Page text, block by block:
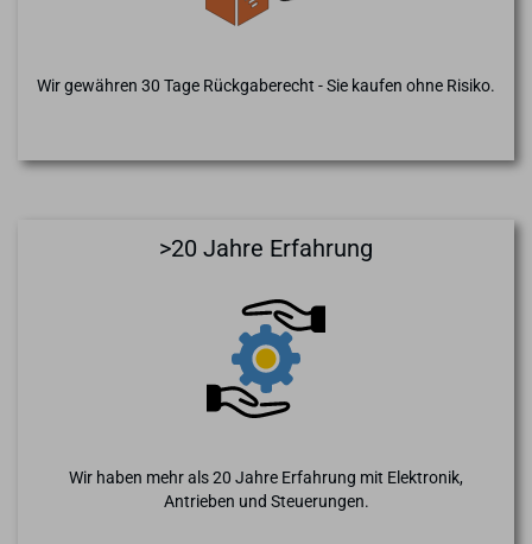
Wir gewähren 30 Tage Rückgaberecht - Sie kaufen ohne Risiko.
>20 Jahre Erfahrung
Wir haben mehr als 20 Jahre Erfahrung mit Elektronik,
Antrieben und Steuerungen.